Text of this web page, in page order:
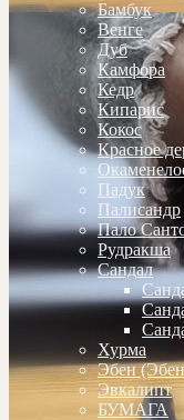
Бамбук
Венге
Дуб
Камфора
Кедр
Кипарис
Кокос
Красное
Падук
Палисандр
Пало
Рудракша
Сандал
Хурма
Эбен
Эвкалипт
БУМАГА